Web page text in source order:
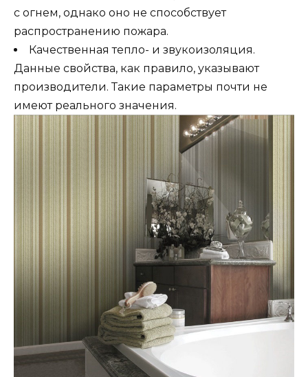
с огнем, однако оно не способствует
распространению пожара.
Качественная тепло- и звукоизоляция.
Данные свойства, как правило, указывают
производители. Такие параметры почти не
имеют реального значения.